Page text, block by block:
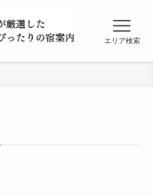
エリア検索